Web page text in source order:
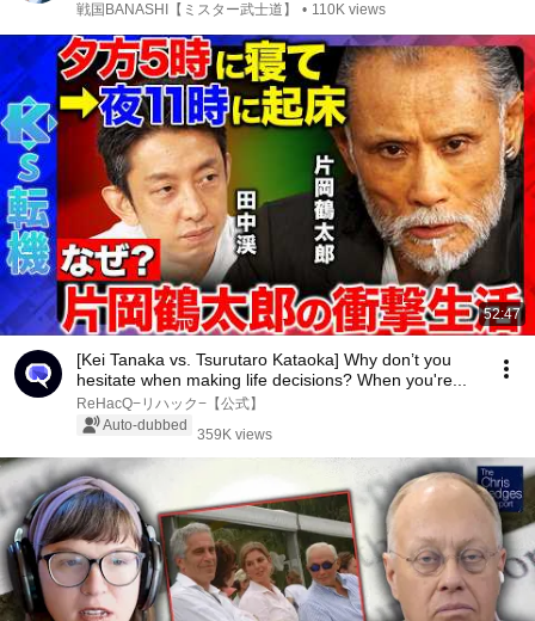
戦国BANASHI【ミスター武士道】 • 110K views
52:47
[Kei Tanaka vs. Tsurutaro Kataoka] Why don’t you
hesitate when making life decisions? When you're...
ReHacQ−リハック−【公式】
Auto-dubbed
359K views